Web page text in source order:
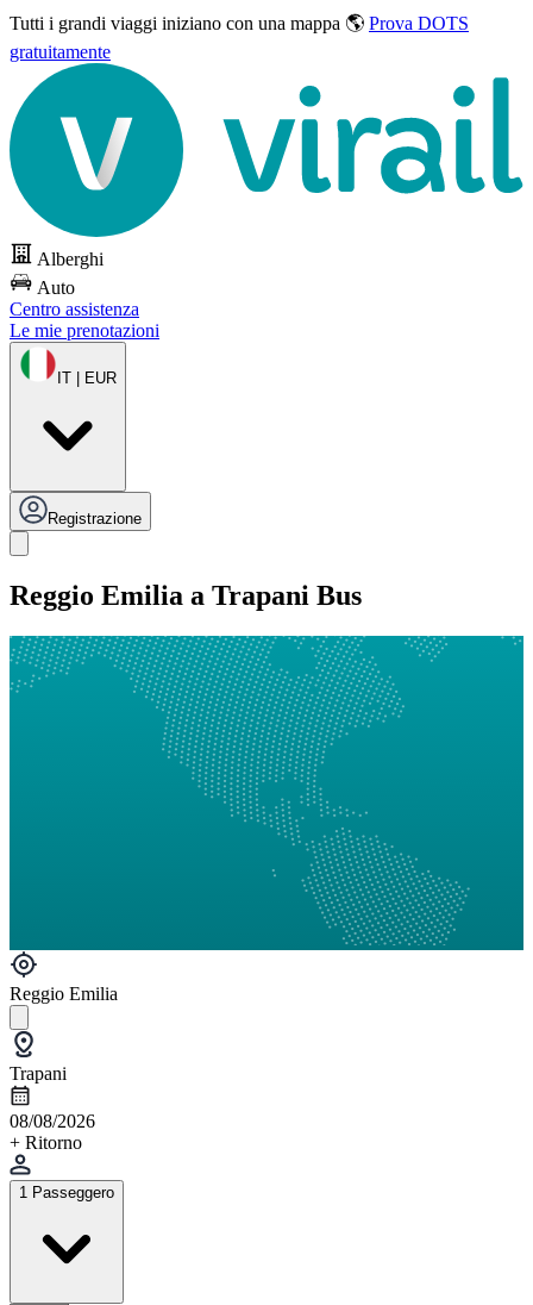
Tutti i grandi viaggi iniziano con una mappa 🌎 Prova DOTS
gratuitamente
Alberghi
Auto
Centro assistenza
Le mie prenotazioni
IT | EUR
Registrazione
Reggio Emilia a Trapani Bus
Reggio Emilia
Trapani
08/08/2026
+ Ritorno
1 Passeggero